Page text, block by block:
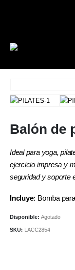
Balón de
Ideal para yoga,
ejercicio impresa y
seguridad y soporte
Incluye: Bomba
Disponible: Agotado
SKU: LACC2854